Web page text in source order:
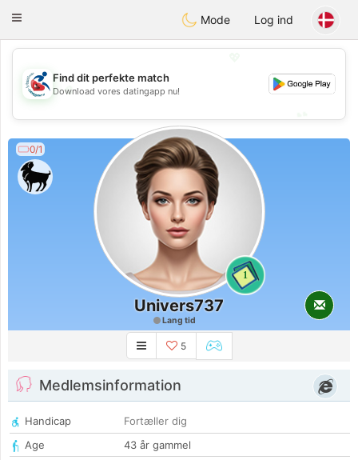
Handi Space
Toggle
Mode Log ind
💖
💕
Find dit perfekte match
Download vores datingapp nu!
0/1
1
Univers737
Lang tid
5
Medlemsinformation
Handicap
Fortæller dig
Age
43 år gammel